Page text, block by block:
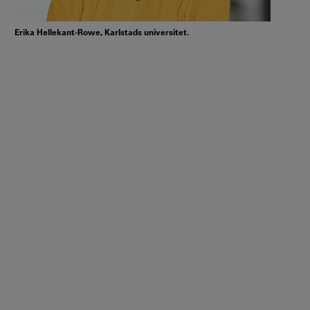
Erika Hellekant-Rowe, Karlstads universitet.